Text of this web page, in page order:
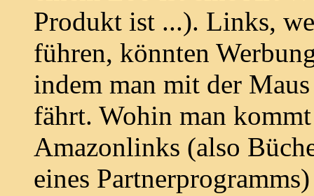
Produkt ist ...). Links,
führen, könnten
indem man mit der
fährt. Wohin man
Amazonlinks (also
eines